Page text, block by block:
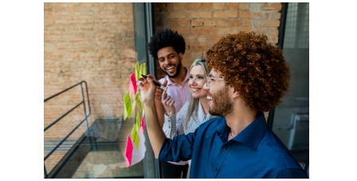
agora-strategic-dialogue-12-february.jpg